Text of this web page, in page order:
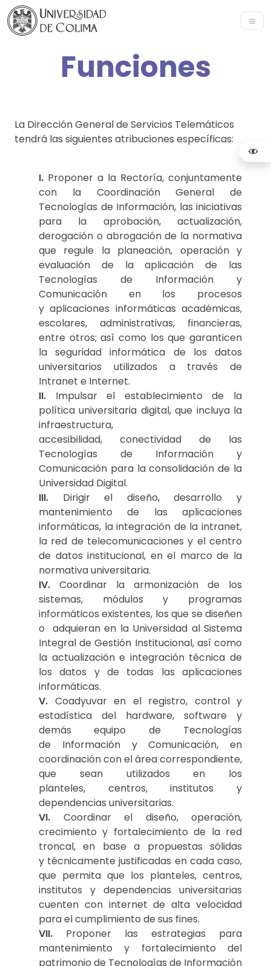
Funciones
La Dirección General de Servicios Telemáticos
tendrá las siguientes atribuciones específicas:
I. Proponer a la Rectoría, conjuntamente
con la Coordinación General de
Tecnologías de Información, las iniciativas
para la aprobación, actualización,
derogación o abrogación de la normativa
que regule la planeación, operación y
evaluación de la aplicación de las
Tecnologías de Información y
Comunicación en los procesos
y aplicaciones informáticas académicas,
escolares, administrativas, financieras,
entre otros; así como los que garanticen
la seguridad informática de los datos
universitarios utilizados a través de
Intranet e Internet.
II. Impulsar el establecimiento de la
política universitaria digital, que incluya la
infraestructura,
accesibilidad, conectividad de las
Tecnologías de Información y
Comunicación para la consolidación de la
Universidad Digital.
III. Dirigir el diseño, desarrollo y
mantenimiento de las aplicaciones
informáticas, la integración de la intranet,
la red de telecomunicaciones y el centro
de datos institucional, en el marco de la
normativa universitaria.
IV. Coordinar la armonización de los
sistemas, módulos y programas
informáticos existentes, los que se diseñen
o adquieran en la Universidad al Sistema
Integral de Gestión Institucional, así como
la actualización e integración técnica de
los datos y de todas las aplicaciones
informáticas.
V. Coadyuvar en el registro, control y
estadística del hardware, software y
demás equipo de Tecnologías
de Información y Comunicación, en
coordinación con el área correspondiente,
que sean utilizados en los
planteles, centros, institutos y
dependencias universitarias.
VI. Coordinar el diseño, operación,
crecimiento y fortalecimiento de la red
troncal, en base a propuestas sólidas
y técnicamente justificadas en cada caso,
que permita que los planteles, centros,
institutos y dependencias universitarias
cuenten con internet de alta velocidad
para el cumplimiento de sus fines.
VII. Proponer las estrategias para
mantenimiento y fortalecimiento del
patrimonio de Tecnologías de Información